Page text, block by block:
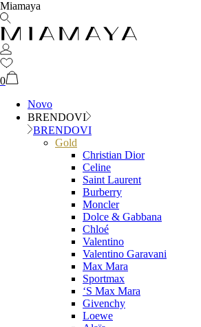
Miamaya
0
Novo
BRENDOVI
BRENDOVI
Gold
Christian Dior
Celine
Saint Laurent
Burberry
Moncler
Dolce & Gabbana
Chloé
Valentino
Valentino Garavani
Max Mara
Sportmax
‘S Max Mara
Givenchy
Loewe